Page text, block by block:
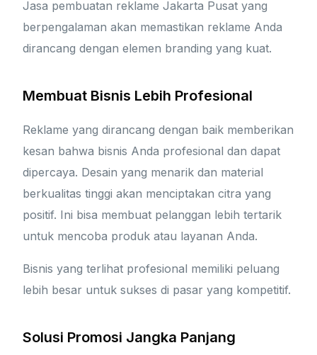
Jasa pembuatan reklame Jakarta Pusat yang
berpengalaman akan memastikan reklame Anda
dirancang dengan elemen branding yang kuat.
Membuat Bisnis Lebih Profesional
Reklame yang dirancang dengan baik memberikan
kesan bahwa bisnis Anda profesional dan dapat
dipercaya. Desain yang menarik dan material
berkualitas tinggi akan menciptakan citra yang
positif. Ini bisa membuat pelanggan lebih tertarik
untuk mencoba produk atau layanan Anda.
Bisnis yang terlihat profesional memiliki peluang
lebih besar untuk sukses di pasar yang kompetitif.
Solusi Promosi Jangka Panjang